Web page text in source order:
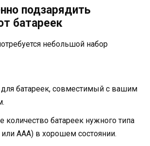
подзарядить
батареек
небольшой набор
батареек, совместимый с вашим
количество батареек нужного типа
AAA) в хорошем состоянии.